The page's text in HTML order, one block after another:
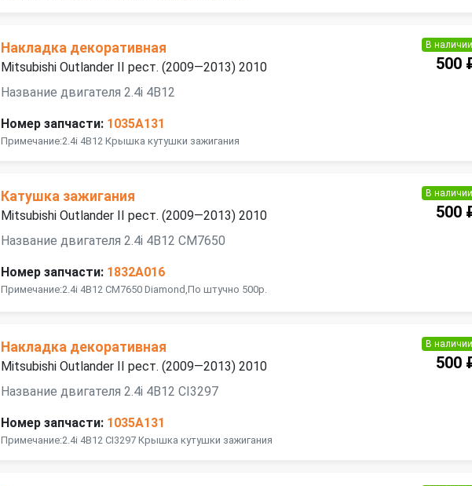
Накладка декоративная
Mitsubishi Outlander II рест. (2009—2013) 2010
Название двигателя 2.4i 4B12
Номер запчасти: 1035A131
Примечание:2.4i 4B12 Крышка кутушки зажигания
В наличии
500
Катушка зажигания
Mitsubishi Outlander II рест. (2009—2013) 2010
Название двигателя 2.4i 4B12 CM7650
Номер запчасти: 1832A016
Примечание:2.4i 4B12 CM7650 Diamond,По штучно 500р.
В наличии
500
Накладка декоративная
Mitsubishi Outlander II рест. (2009—2013) 2010
Название двигателя 2.4i 4B12 CI3297
Номер запчасти: 1035A131
Примечание:2.4i 4B12 CI3297 Крышка кутушки зажигания
В наличии
500